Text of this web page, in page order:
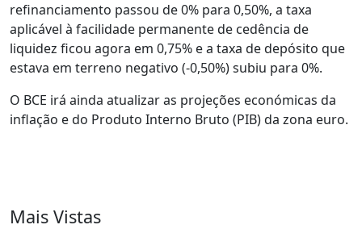
refinanciamento passou de 0% para 0,50%, a taxa
aplicável à facilidade permanente de cedência de
liquidez ficou agora em 0,75% e a taxa de depósito que
estava em terreno negativo (-0,50%) subiu para 0%.
O BCE irá ainda atualizar as projeções económicas da
inflação e do Produto Interno Bruto (PIB) da zona euro.
Mais Vistas